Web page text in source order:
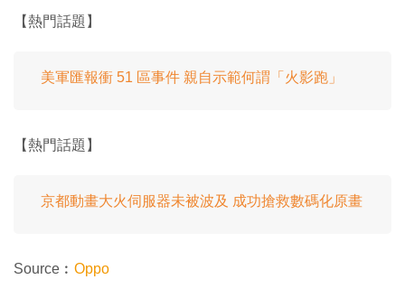
【熱門話題】
美軍匯報衝 51 區事件 親自示範何謂「火影跑」
【熱門話題】
京都動畫大火伺服器未被波及 成功搶救數碼化原畫
Source︰ Oppo